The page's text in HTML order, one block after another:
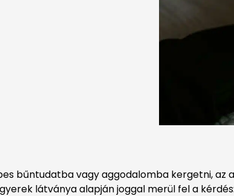
bűntudatba vagy aggodalomba kergetni, az a
látványa alapján joggal merül fel a